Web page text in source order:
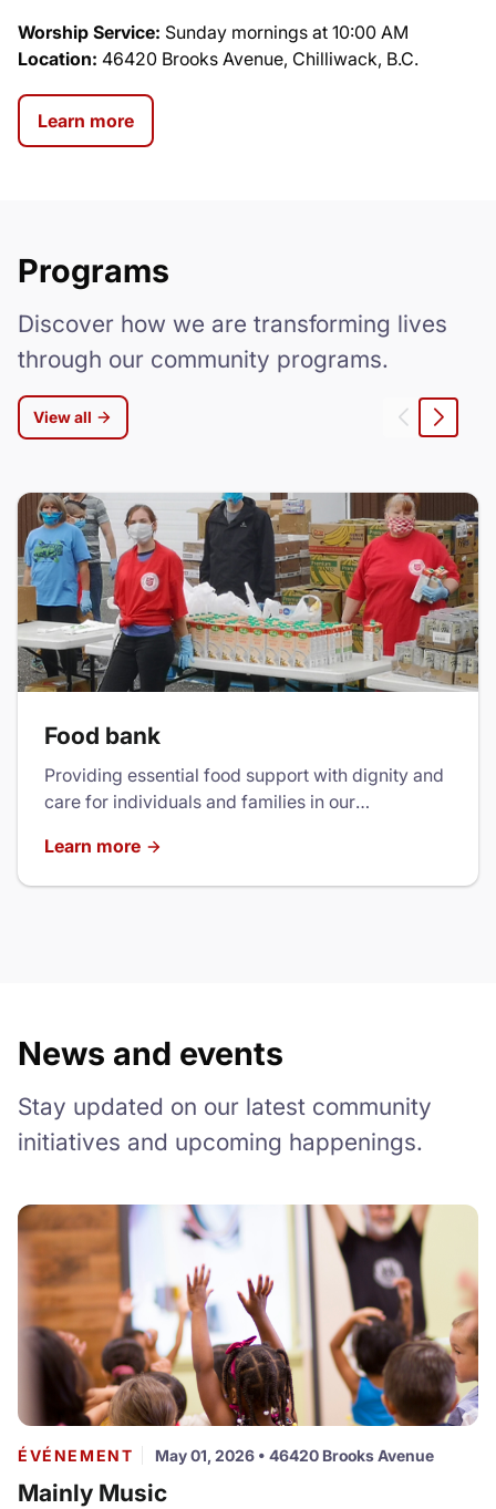
Worship Service: Sunday mornings at 10:00 AM
Location: 46420 Brooks Avenue, Chilliwack, B.C.
Learn more
Programs
Discover how we are transforming lives
through our community programs.
View all
Gauche
Droite
Food bank
Providing essential food support with dignity and
care for individuals and families in our
Learn more
News and events
Stay updated on our latest community
initiatives and upcoming happenings.
ÉVÉNEMENT May 01, 2026 • 46420 Brooks Avenue
Mainly Music